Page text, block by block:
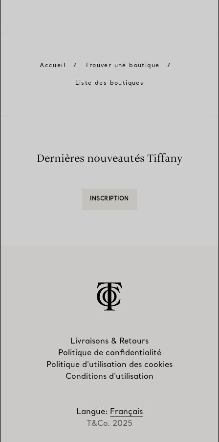
Accueil / Trouver une boutique /
Liste des boutiques
Dernières nouveautés Tiffany
INSCRIPTION
Livraisons & Retours
Politique de confidentialité
Politique d'utilisation des cookies
Conditions d'utilisation
Langue: Français
T&Co. 2025